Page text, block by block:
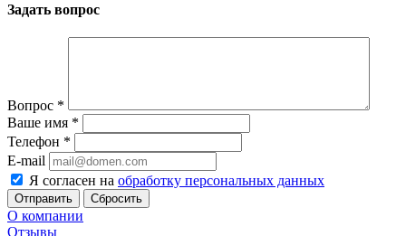
Задать вопрос
Вопрос *
Ваше имя *
Телефон *
E-mail
Я согласен на обработку персональных данных
Сбросить
О компании
Отзывы